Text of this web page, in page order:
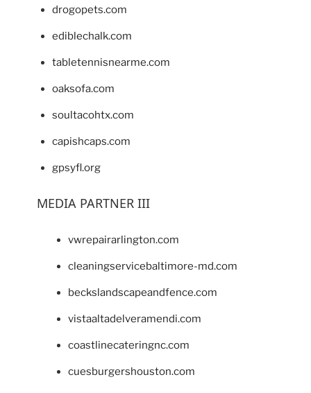
drogopets.com
ediblechalk.com
tabletennisnearme.com
oaksofa.com
soultacohtx.com
capishcaps.com
gpsyfl.org
MEDIA PARTNER III
vwrepairarlington.com
cleaningservicebaltimore-md.com
beckslandscapeandfence.com
vistaaltadelveramendi.com
coastlinecateringnc.com
cuesburgershouston.com